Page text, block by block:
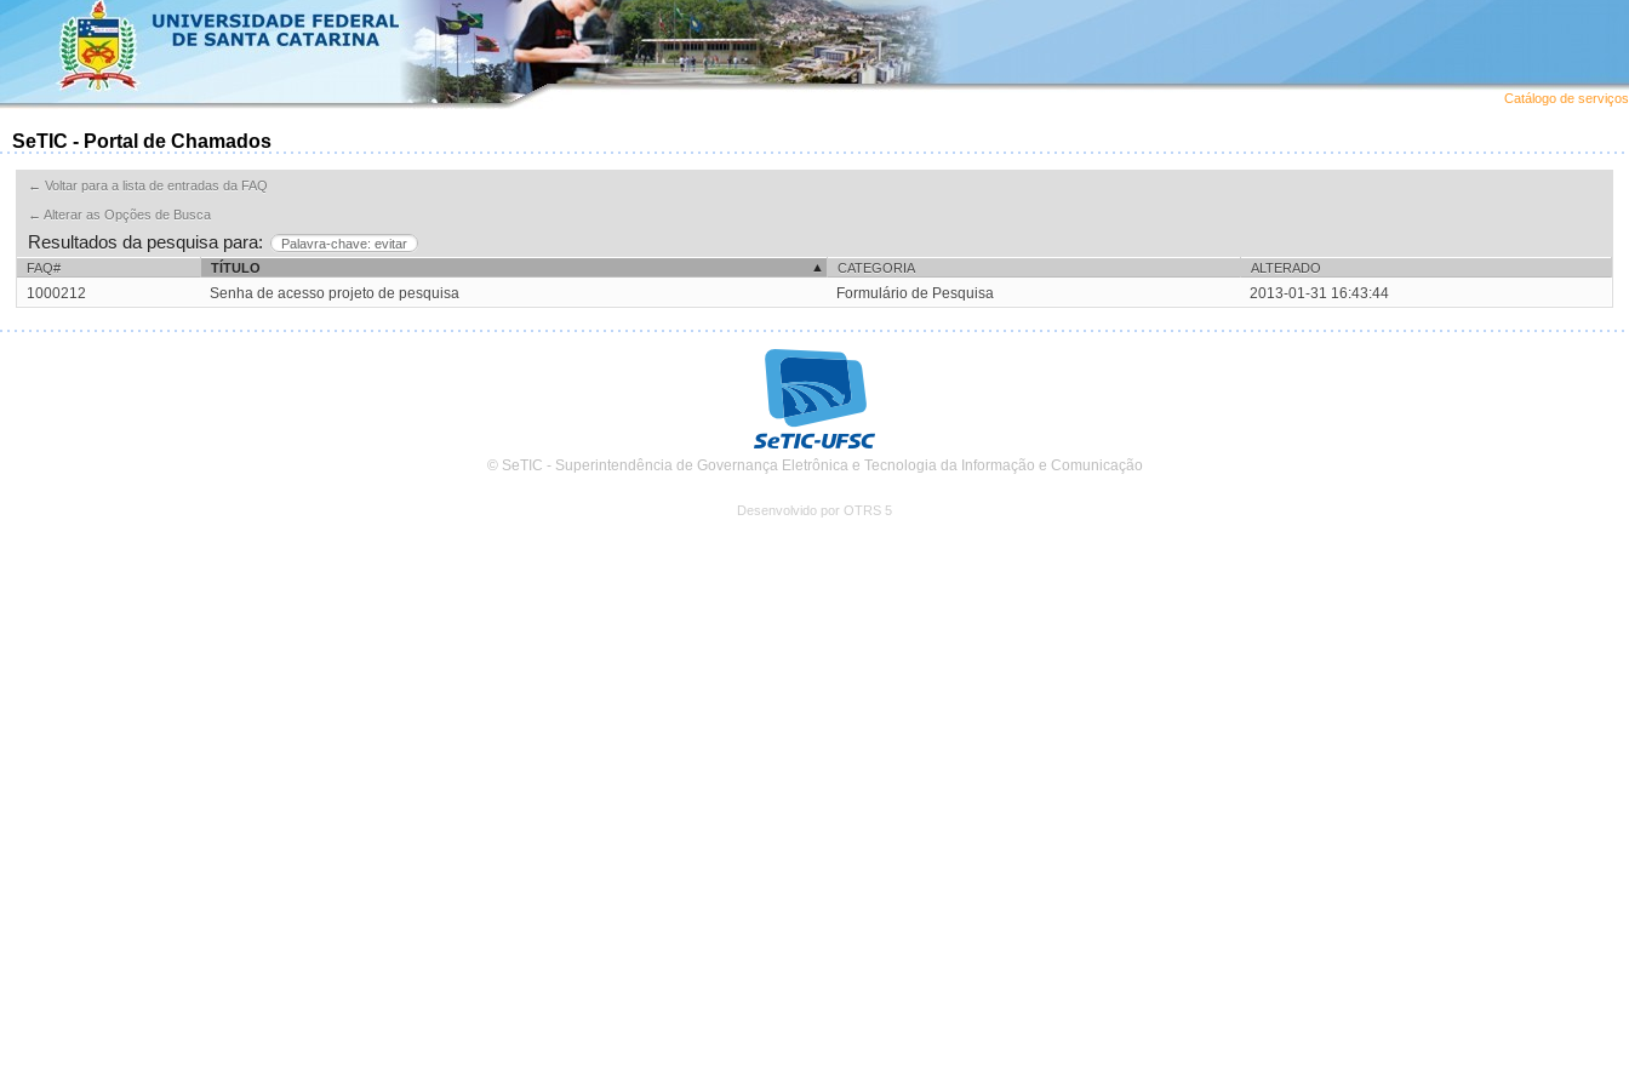
Catálogo de serviços
SeTIC - Portal de Chamados
← Voltar para a lista de entradas da FAQ
← Alterar as Opções de Busca
Resultados da pesquisa para:
Palavra-chave: evitar
FAQ#
TÍTULO CATEGORIA ALTERADO
1000212 Senha de acesso projeto de pesquisa Formulário de Pesquisa 2013-01-31 16:43:44
© SeTIC - Superintendência de Governança Eletrônica e Tecnologia da Informação e Comunicação
Desenvolvido por OTRS 5